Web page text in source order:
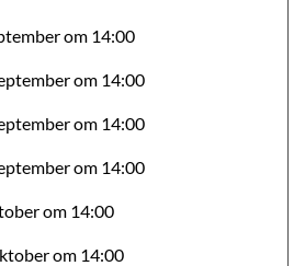
om 14:00
om 14:00
om 14:00
om 14:00
om 14:00
om 14:00